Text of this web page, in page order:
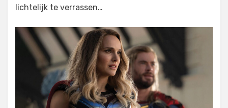
lichtelijk te verrassen…